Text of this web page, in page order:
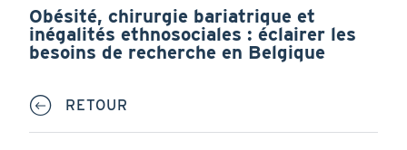
Obésité, chirurgie bariatrique et
inégalités ethnosociales : éclairer les
besoins de recherche en Belgique
RETOUR